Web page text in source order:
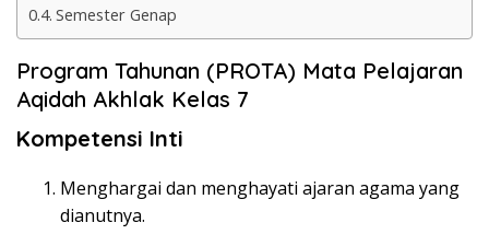
Semester Genap
Program Tahunan (PROTA) Mata Pelajaran
Aqidah Akhlak Kelas 7
Kompetensi Inti
Menghargai dan menghayati ajaran agama yang
dianutnya.